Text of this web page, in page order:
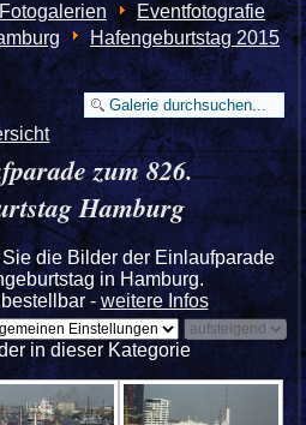
Eventfotografie
Hafengeburtstag 2015
zum 826.
Hamburg
die Bilder der Einlaufparade
in Hamburg.
- weitere Infos
in dieser Kategorie